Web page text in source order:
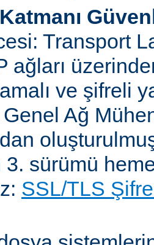
Transport
ağları
ve şifreli
Ağ
3. sürümü
SSL/TLS